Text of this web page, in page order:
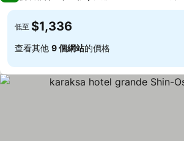
低至 $1,336
查看其他 9 個網站的價格